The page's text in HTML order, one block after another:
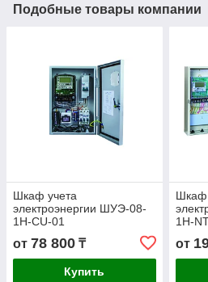
Подобные товары компании
Шкаф учета
электроэнергии ШУЭ-08-
1H-CU-01
от 78 800 ₸
Купить
Шкаф
1H-
от